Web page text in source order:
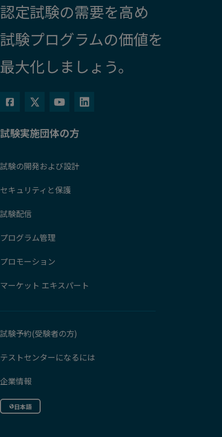
認定試験の需要を高め
試験プログラムの価値を
最大化しましょう。
試験実施団体の方
試験の開発および設計
セキュリティと保護
試験配信
プログラム管理
プロモーション
マーケット エキスパート
試験予約(受験者の方)
テストセンターになるには
企業情報
日本語